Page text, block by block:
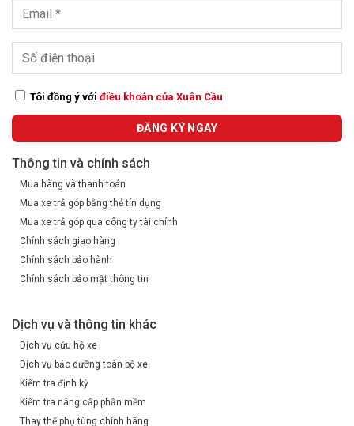
Tôi đồng ý với điều khoản của Xuân Cầu
Thông tin và chính sách
Mua hàng và thanh toán
Mua xe trả góp bằng thẻ tín dụng
Mua xe trả góp qua công ty tài chính
Chính sách giao hàng
Chính sách bảo hành
Chính sách bảo mật thông tin
Dịch vụ và thông tin khác
Dịch vụ cứu hộ xe
Dịch vụ bảo dưỡng toàn bộ xe
Kiểm tra định kỳ
Kiểm tra nâng cấp phần mềm
Thay thế phụ tùng chính hãng